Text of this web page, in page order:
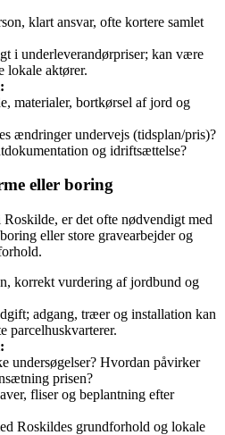
klart ansvar, ofte kortere samlet
i underleverandørpriser; kan være
lokale aktører.
materialer, bortkørsel af jord og
ændringer undervejs (tidsplan/pris)?
og idriftsættelse?
eller boring
er det ofte nødvendigt med
eller store gravearbejder og
korrekt vurdering af jordbund og
adgang, træer og installation kan
parcelhuskvarterer.
undersøgelser? Hvordan påvirker
prisen?
fliser og beplantning efter
Roskildes grundforhold og lokale